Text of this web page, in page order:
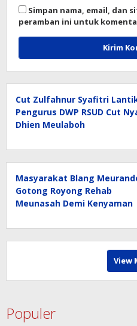
Simpan nama, email, dan
peramban ini untuk
Cut Zulfahnur Syafitri
Pengurus DWP RSUD Cut
Dhien Meulaboh
Masyarakat Blang
Gotong Royong Rehab
Meunasah Demi Kenyaman
View
Populer